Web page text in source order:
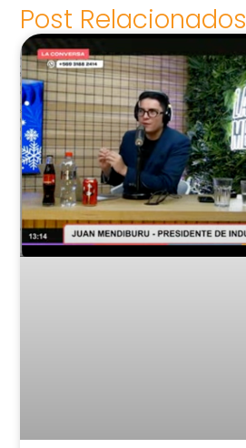
Post Relacionados